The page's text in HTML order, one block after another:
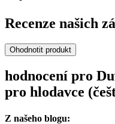
Recenze našich
Ohodnotit produkt
hodnocení pro
pro hlodavce
Z našeho blogu: